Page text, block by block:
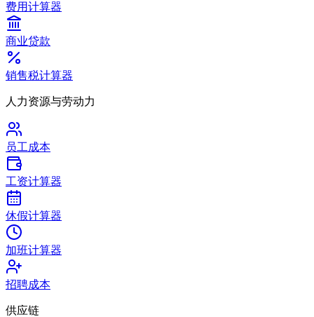
费用计算器
商业贷款
销售税计算器
人力资源与劳动力
员工成本
工资计算器
休假计算器
加班计算器
招聘成本
供应链